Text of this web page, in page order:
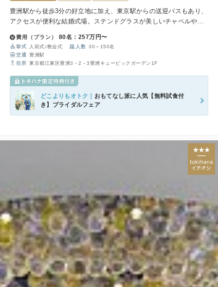
豊洲駅から徒歩3分の好立地に加え、東京駅からの送迎バスもあり、
アクセスが便利な結婚式場。ステンドグラスが美しいチャペルや、
費用（プラン） 80名：257万円〜
挙式 人前式 教会式 人数 30～150名
交通
豊洲駅
住所 東京都江東区豊洲3－2－3豊洲キュービックガーデン1F
どこよりもオトク｜ おもてなし派に人気【無料試食付
き】ブライダルフェア